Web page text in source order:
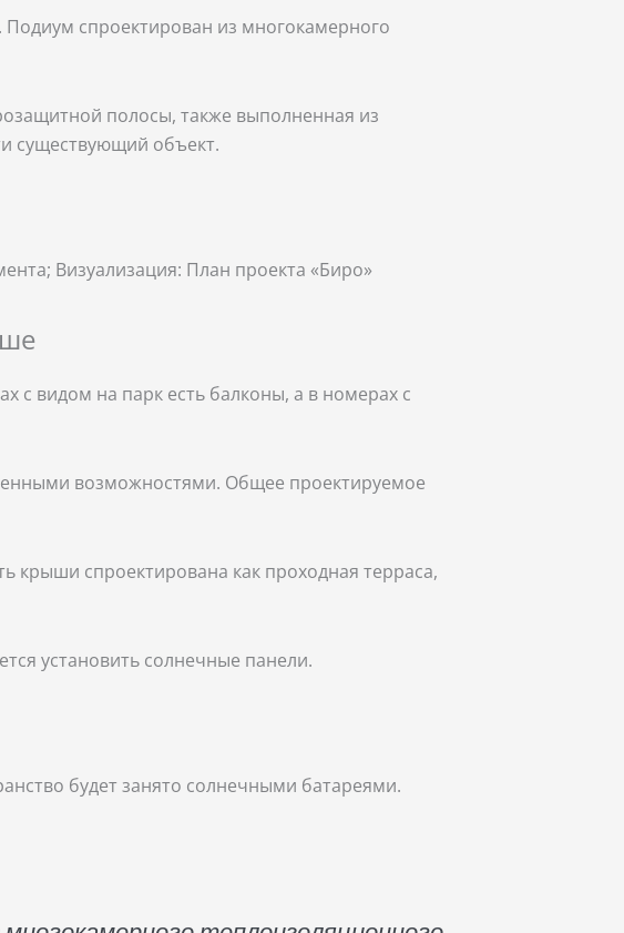
спроектирован из многокамерного
полосы, также выполненная из
существующий объект.
Визуализация: План проекта «Биро»
с видом на парк есть балконы, а в номерах с
возможностями. Общее проектируемое
крыши спроектирована как проходная терраса,
установить солнечные панели.
будет занято солнечными батареями.